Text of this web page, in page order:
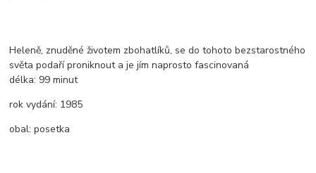
Heleně, znuděné životem zbohatlíků, se do tohoto bezstarostného
světa podaří proniknout a je jím naprosto fascinovaná
délka: 99 minut
rok vydání: 1985
obal: posetka